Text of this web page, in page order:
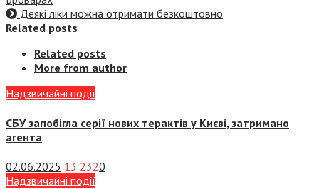
Деякі ліки можна отримати безкоштовно
Related posts
Related posts
More from author
Надзвичайні події
СБУ запобігла серії нових терактів у Києві, затримано
агента
02.06.2025 13 2320
Надзвичайні події